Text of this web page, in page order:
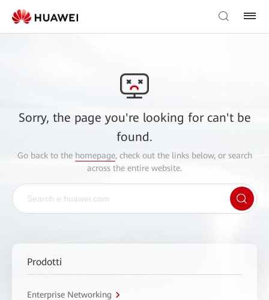
Sorry, the page you're looking for can't be
found.
Go back to the homepage, check out the links below, or search
across the entire website.
Prodotti
Enterprise Networking